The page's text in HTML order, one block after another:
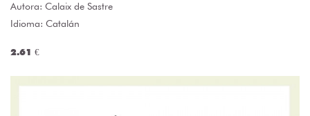
Autora: Calaix de Sastre
Idioma: Catalán
2.61 €